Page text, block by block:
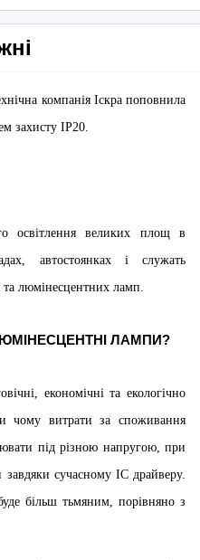
компанія Іскра поповнила
захисту IP20.
освітлення великих площ в
автостоянках і служать
люмінесцентних ламп.
ЛАМПИ?
економічні та екологічно
чому витрати за споживання
під різною напругою, при
сучасному ІС драйверу.
більш тьмяним, порівняно з